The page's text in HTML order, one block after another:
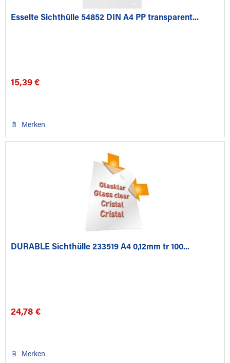
Esselte Sichthülle 54852 DIN A4 PP transparent...
15,39 €
Merken
DURABLE Sichthülle 233519 A4 0,12mm tr 100...
24,78 €
Merken